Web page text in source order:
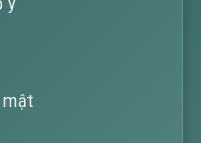
mật